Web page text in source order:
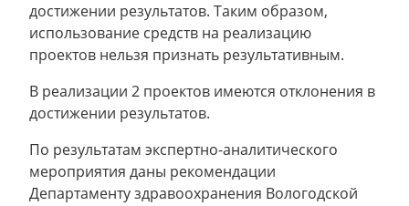
достижении результатов. Таким образом,
использование средств на реализацию
проектов нельзя признать результативным.
В реализации 2 проектов имеются отклонения в
достижении результатов.
По результатам экспертно-аналитического
мероприятия даны рекомендации
Департаменту здравоохранения Вологодской